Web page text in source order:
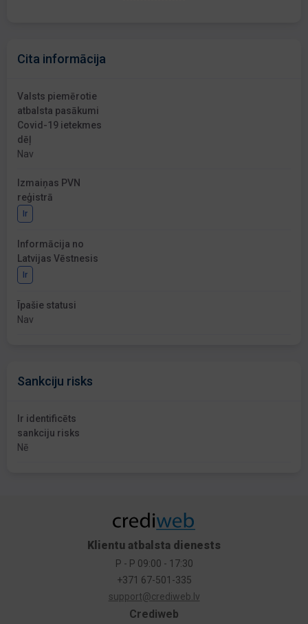
Cita informācija
Valsts piemērotie
atbalsta pasākumi
Covid-19 ietekmes
dēļ
Nav
Izmaiņas PVN
reģistrā
Ir
Informācija no
Latvijas Vēstnesis
Ir
Īpašie statusi
Nav
Sankciju risks
Ir identificēts
sankciju risks
Nē
Crediweb
Klientu atbalsta dienests
P - P 09:00 - 17:30
+371 67-501-335
support@crediweb.lv